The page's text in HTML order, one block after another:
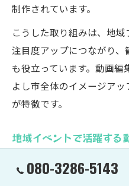
制作されています。
こうした取り組みは、地
注目度アップにつながり
も役立っています。動画
よし市全体のイメージア
が特徴です。
地域イベントで活躍する
みよし市内で開催される
集は重要な役割を担って
080-3286-5143